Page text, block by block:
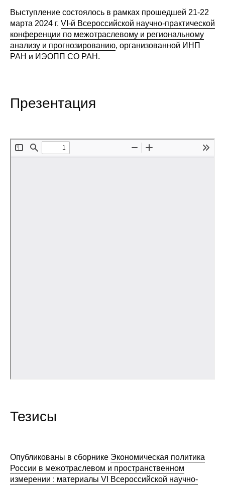
Редакционная этика
Информация для авторов
Общие требования
Научные труды
Выпуски
Ученый совет
О совете
Выступление состоялось в рамках прошедшей 21-22
марта 2024 г. VI-й Всероссийской научно-практической
конференции по межотраслевому и региональному
анализу и прогнозированию, организованной ИНП
РАН и ИЭОПП СО РАН.
Презентация
Тезисы
Опубликованы в сборнике Экономическая политика
России в межотраслевом и пространственном
измерении : материалы VI Всероссийской научно-